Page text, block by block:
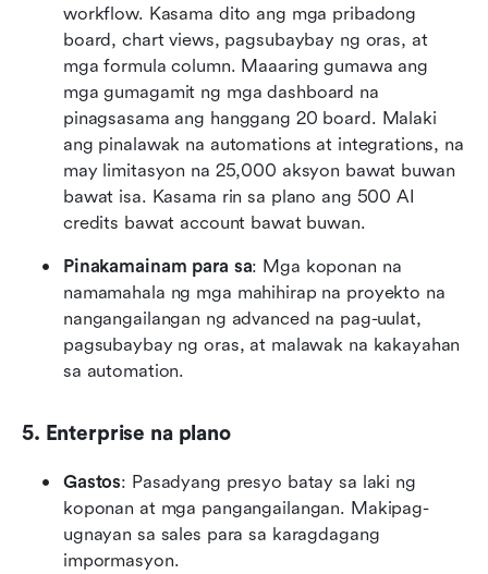
workflow. Kasama dito ang mga pribadong
board, chart views, pagsubaybay ng oras, at
mga formula column. Maaaring gumawa ang
mga gumagamit ng mga dashboard na
pinagsasama ang hanggang 20 board. Malaki
ang pinalawak na automations at integrations, na
may limitasyon na 25,000 aksyon bawat buwan
bawat isa. Kasama rin sa plano ang 500 AI
credits bawat account bawat buwan.
Pinakamainam para sa: Mga koponan na
namamahala ng mga mahihirap na proyekto na
nangangailangan ng advanced na pag-uulat,
pagsubaybay ng oras, at malawak na kakayahan
sa automation.
5. Enterprise na plano
Gastos: Pasadyang presyo batay sa laki ng
koponan at mga pangangailangan. Makipag-
ugnayan sa sales para sa karagdagang
impormasyon.